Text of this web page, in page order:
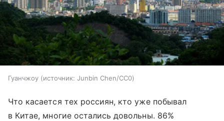
Гуанчжоу источник: Junbin Chen/CC0
Что касается тех россиян, кто уже побывал
в Китае, многие остались довольны. 86%